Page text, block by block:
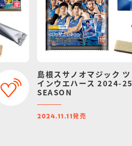
島根スサノオマジック ツ
インウエハース 2024-25
SEASON
2024.11.11発売